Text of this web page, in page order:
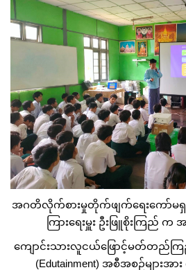
အဂတိလိုက်စားမှုတိုက်ဖျက်ရေးကော်မရှ
ကြားရေးမှူး ဦးဖြူစိုးကြည်
ကျောင်းသားလူငယ်ဖြောင့်မတ်တည်ကြ
(Edutainment) အစီအစဉ်များအာ